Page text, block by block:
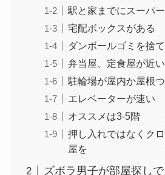
駅と家までにスーパ
宅配ボックスがある
ダンボールゴミを捨
弁当屋、定食屋が近い
駐輪場が屋内か屋根
エレベーターが速い
オススメは3-5階
押し入れではなくク
屋を
ズボラ男子が部屋探し